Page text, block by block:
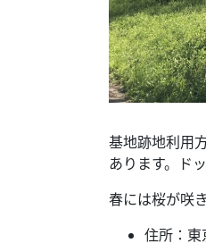
基地跡地利用
あります。ド
春には桜が咲
住所：東